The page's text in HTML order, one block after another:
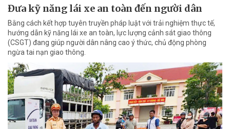
Đưa kỹ năng lái xe an toàn đến người dân
Bằng cách kết hợp tuyên truyền pháp luật với trải nghiệm thực tế,
hướng dẫn kỹ năng lái xe an toàn, lực lượng cảnh sát giao thông
(CSGT) đang giúp người dân nâng cao ý thức, chủ động phòng
ngừa tai nạn giao thông.